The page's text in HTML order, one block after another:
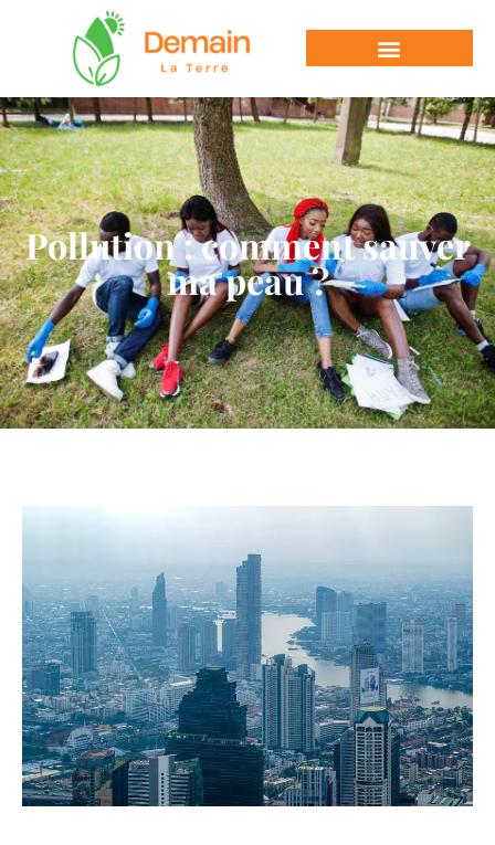
Pollution : comment sauver
ma peau ?